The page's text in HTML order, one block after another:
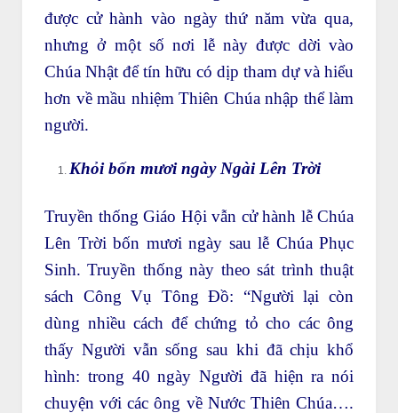
được cử hành vào ngày thứ năm vừa qua,
nhưng ở một số nơi lễ này được dời vào
Chúa Nhật để tín hữu có dịp tham dự và hiểu
hơn về mầu nhiệm Thiên Chúa nhập thể làm
người.
Khỏi bốn mươi ngày Ngài Lên Trời
Truyền thống Giáo Hội vẫn cử hành lễ Chúa
Lên Trời bốn mươi ngày sau lễ Chúa Phục
Sinh. Truyền thống này theo sát trình thuật
sách Công Vụ Tông Đồ: “Người lại còn
dùng nhiều cách để chứng tỏ cho các ông
thấy Người vẫn sống sau khi đã chịu khổ
hình: trong 40 ngày Người đã hiện ra nói
chuyện với các ông về Nước Thiên Chúa….